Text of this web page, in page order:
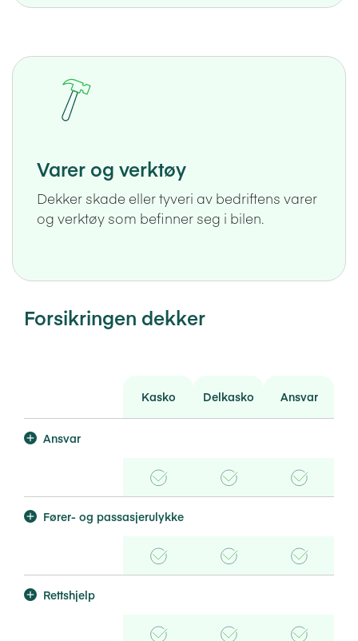
Varer og verktøy
Dekker skade eller tyveri av bedriftens varer
og verktøy som befinner seg i bilen.
Forsikringen dekker
Kasko Delkasko Ansvar
Ansvar
Kasko
Inkludert Delkasko
Inkludert Ansvar
Inkludert
Fører- og passasjerulykke
Kasko
Inkludert Delkasko
Inkludert Ansvar
Inkludert
Rettshjelp